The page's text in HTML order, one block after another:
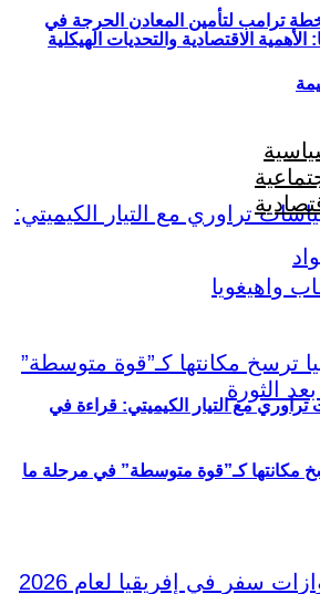
خطة ترامب لتأمين المعادن الحرجة في
مع التيار الكيميتي: قراءة في
الاقتصادية والتحديات الهيكلية
مكانتها كـ”قوة متوسطة” في مرحلة ما